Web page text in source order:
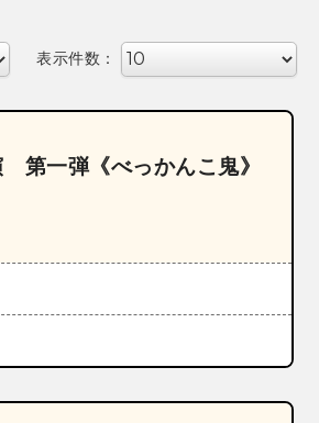
表示件数：
一弾《べっかんこ鬼》